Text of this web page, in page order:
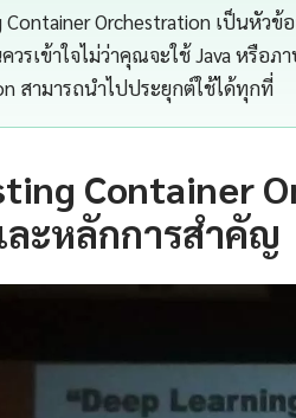
Container Orchestration เป็นหัว
รเข้าใจไม่ว่าคุณจะใช้ Java หรือภ
สามารถนำไปประยุกต์ใช้ได้ทุกที่
Container
ะหลักการสำคัญ